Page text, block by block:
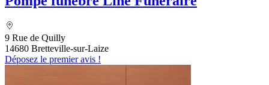
9 Rue de Quilly
14680 Bretteville-sur-Laize
Déposez le premier avis !